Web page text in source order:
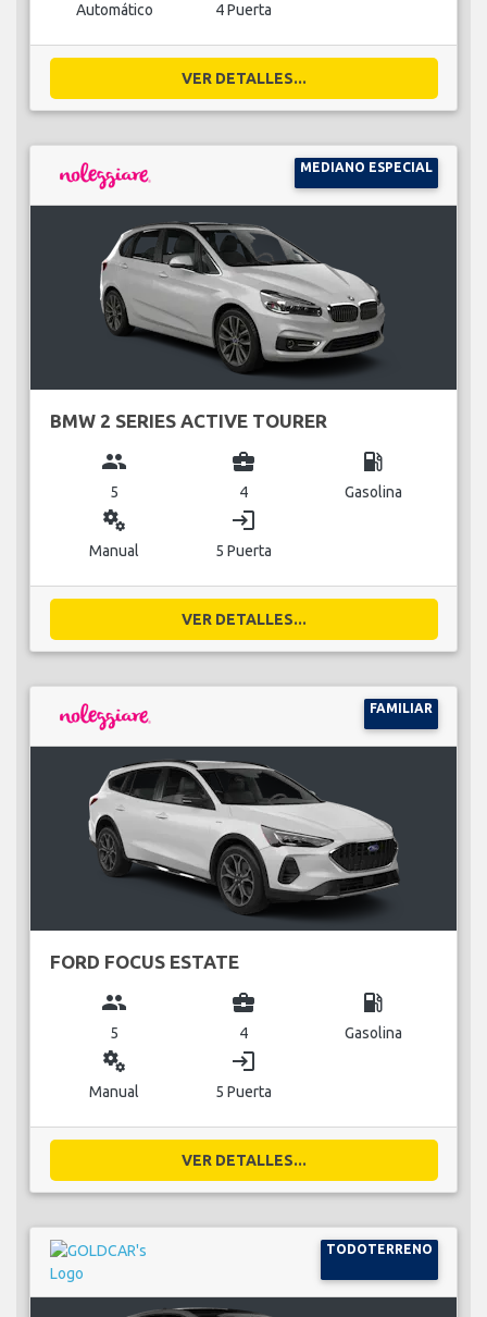
Automático 4 Puerta
VER DETALLES...
MEDIANO ESPECIAL
BMW 2 SERIES ACTIVE TOURER
group
5
business_center
4
local_gas_station
Gasolina
miscellaneous_services
Manual
login
5 Puerta
VER DETALLES...
FAMILIAR
FORD FOCUS ESTATE
group
5
business_center
4
local_gas_station
Gasolina
miscellaneous_services
Manual
login
5 Puerta
VER DETALLES...
TODOTERRENO